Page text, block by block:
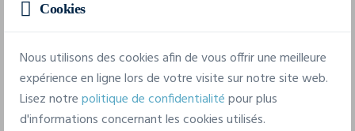
Caractéristiques
Marque
Cookies
Nous utilisons des cookies afin de vous offrir une meilleure
expérience en ligne lors de votre visite sur notre site web.
Lisez notrepolitique de confidentialitépour plus
d'informations concernant les cookies utilisés.